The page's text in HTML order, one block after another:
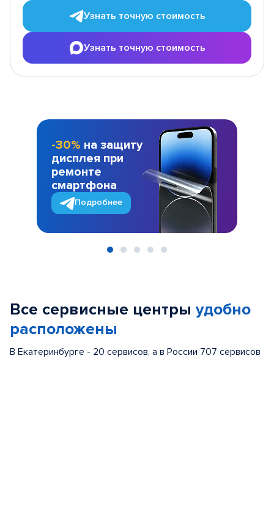
Узнать точную стоимость
Узнать точную стоимость
-30% на защиту
дисплея при
ремонте
смартфона
Подробнее
Все сервисные центры удобно
расположены
В Екатеринбурге - 20 сервисов, а в России 707 сервисов